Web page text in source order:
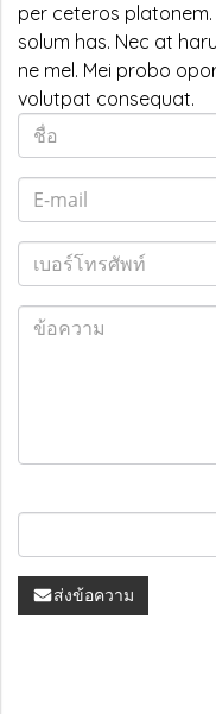
per ceteros
solum has. Nec at
ne mel. Mei probo
volutpat consequat.
ส่งข้อความ